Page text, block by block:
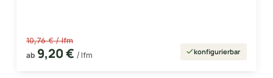
10,76 € / lfm
ab 9,20 € / lfm konfigurierbar